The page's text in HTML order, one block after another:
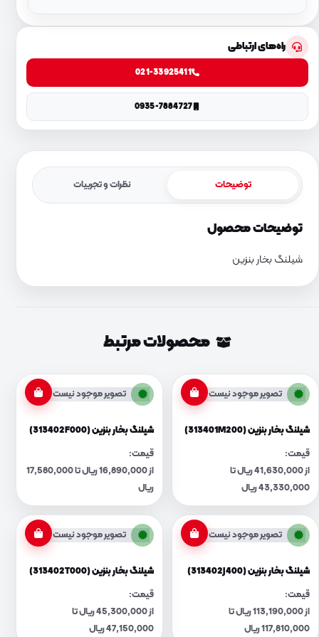
راه‌های ارتباطی
021-33925411
0935-7884727
توضیحات نظرات و تجربیات
توضیحات محصول
شیلنگ بخار بنزین
محصولات مرتبط
تصویر موجود نیست
شیلنگ بخار بنزین (313401M200)
قیمت:
از 41,630,000 ریال تا
43,330,000 ریال
تصویر موجود نیست
شیلنگ بخار بنزین (313402F000)
قیمت:
از 16,890,000 ریال تا 17,580,000
ریال
تصویر موجود نیست
شیلنگ بخار بنزین (313402J400)
قیمت:
از 113,190,000 ریال تا
117,810,000 ریال
تصویر موجود نیست
شیلنگ بخار بنزین (313402T000)
قیمت:
از 45,300,000 ریال تا
47,150,000 ریال